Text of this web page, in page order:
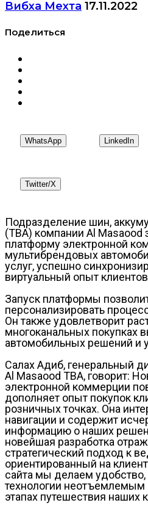
Вибха Мехта 17.11.2022
Поделиться
WhatsApp LinkedIn
Twitter/X
Подразделение шин,
(TBA) компании Al Masaood
платформу электронной
мультибрендовых
услуг, успешно
виртуальный опыт
Запуск платформы
персонализировать
Он также удовлетворит
многоканальных покупках
автомобильных решений и
Салах Адиб, генеральный
Al Masaood TBA, говорит:
электронной коммерции
дополняет опыт покупок
розничных точках. Она
навигации и содержит
информацию о наших
новейшая разработка
стратегический подход к
ориентированный на
сайта мы делаем удобство,
технологии неотъемлемым
этапах путешествия наших